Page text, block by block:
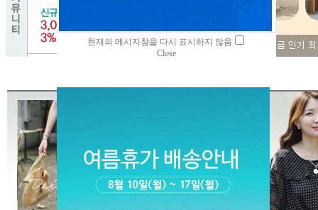
현재의 메시지창을 다시 표시하지 않음
Close